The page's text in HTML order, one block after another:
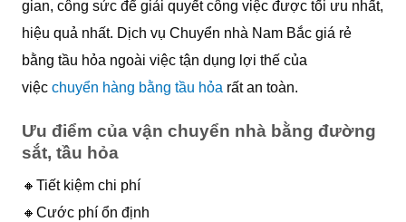
gian, công sức để giải quyết công việc được tối ưu nhất,
hiệu quả nhất. Dịch vụ Chuyển nhà Nam Bắc giá rẻ
bằng tầu hỏa ngoài việc tận dụng lợi thế của
việc chuyển hàng bằng tầu hỏa rất an toàn.
Ưu điểm của vận chuyển nhà bằng đường
sắt, tầu hỏa
🔸Tiết kiệm chi phí
🔸Cước phí ổn định